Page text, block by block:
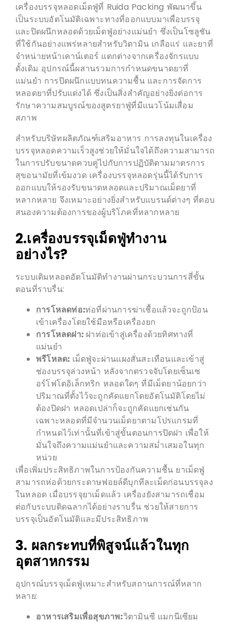
เครื่องบรรจุหลอดเม็ดฟู่ที่ Ruida Packing พัฒนาขึ้น
เป็นระบบอัตโนมัติเฉพาะทางที่ออกแบบมาเพื่อบรรจุ
และปิดผนึกหลอดด้วยเม็ดฟู่อย่างแม่นยำ ซึ่งเป็นโซลูชัน
ที่ใช้กันอย่างแพร่หลายสำหรับวิตามิน เกลือแร่ และยาที่
จำหน่ายหน้าเคาน์เตอร์ แตกต่างจากเครื่องจักรแบบ
ดั้งเดิม อุปกรณ์นี้ผสานรวมการกำหนดขนาดยาที่
แม่นยำ การปิดผนึกแบบทนความชื้น และการจัดการ
หลอดยาที่ปรับแต่งได้ ซึ่งเป็นสิ่งสำคัญอย่างยิ่งต่อการ
รักษาความสมบูรณ์ของสูตรยาฟู่ที่มีแนวโน้มเสื่อม
สภาพ
สำหรับบริษัทผลิตภัณฑ์เสริมอาหาร การลงทุนในเครื่อง
บรรจุหลอดความเร็วสูงช่วยให้มั่นใจได้ถึงความสามารถ
ในการปรับขนาดควบคู่ไปกับการปฏิบัติตามมาตรการ
สุขอนามัยที่เข้มงวด เครื่องบรรจุหลอดรุ่นนี้ได้รับการ
ออกแบบให้รองรับขนาดหลอดและปริมาณเม็ดยาที่
หลากหลาย จึงเหมาะอย่างยิ่งสำหรับแบรนด์ต่างๆ ที่ตอบ
สนองความต้องการของผู้บริโภคที่หลากหลาย
2.เครื่องบรรจุเม็ดฟู่ทำงาน
อย่างไร?
ระบบเติมหลอดอัตโนมัติทำงานผ่านกระบวนการสี่ขั้น
ตอนที่ราบรื่น:
การโหลดท่อ:ท่อที่ผ่านการฆ่าเชื้อแล้วจะถูกป้อน
เข้าเครื่องโดยใช้มือหรือเครื่องยก
การโหลดฝา: ฝาท่อเข้าสู่เครื่องด้วยทิศทางที่
แม่นยำ
พรีโหลด: เม็ดฟู่จะผ่านแผงสั่นสะเทือนและเข้าสู่
ช่องบรรจุล่วงหน้า หลังจากตรวจจับโดยเซ็นเซ
อร์โฟโตอิเล็กทริก หลอดใดๆ ที่มีเม็ดยาน้อยกว่า
ปริมาณที่ตั้งไว้จะถูกคัดแยกโดยอัตโนมัติโดยไม่
ต้องปิดฝา หลอดเปล่าก็จะถูกคัดแยกเช่นกัน
เฉพาะหลอดที่มีจำนวนเม็ดยาตามโปรแกรมที่
กำหนดไว้เท่านั้นที่เข้าสู่ขั้นตอนการปิดฝา เพื่อให้
มั่นใจถึงความแม่นยำและความสม่ำเสมอในทุก
หน่วย
เพื่อเพิ่มประสิทธิภาพในการป้องกันความชื้น ยาเม็ดฟู่
สามารถห่อด้วยกระดาษฟอยล์ดีบุกทีละเม็ดก่อนบรรจุลง
ในหลอด เมื่อบรรจุยาเม็ดแล้ว เครื่องยังสามารถเชื่อม
ต่อกับระบบติดฉลากได้อย่างราบรื่น ช่วยให้สายการ
บรรจุเป็นอัตโนมัติและมีประสิทธิภาพ
3. ผลกระทบที่พิสูจน์แล้วในทุก
อุตสาหกรรม
อุปกรณ์บรรจุเม็ดฟู่เหมาะสำหรับสถานการณ์ที่หลาก
หลาย:
อาหารเสริมเพื่อสุขภาพ:วิตามินซี แมกนีเซียม